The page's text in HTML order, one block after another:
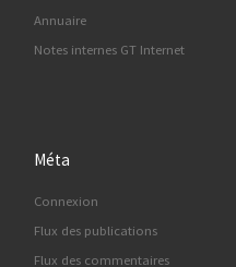
Annuaire
Notes internes GT Internet
Méta
Connexion
Flux des publications
Flux des commentaires